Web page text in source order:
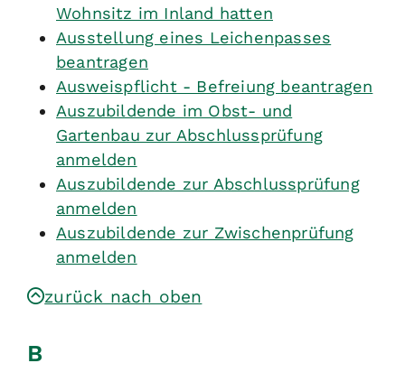
Wohnsitz im Inland hatten
Ausstellung eines Leichenpasses
beantragen
Ausweispflicht - Befreiung beantragen
Auszubildende im Obst- und
Gartenbau zur Abschlussprüfung
anmelden
Auszubildende zur Abschlussprüfung
anmelden
Auszubildende zur Zwischenprüfung
anmelden
zurück nach oben
B